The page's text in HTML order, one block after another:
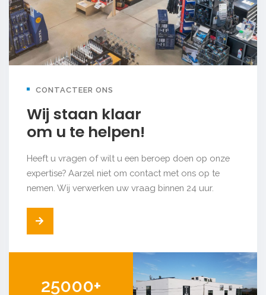
CONTACTEER ONS
Wij staan klaar
om u te helpen!
Heeft u vragen of wilt u een beroep doen op onze
expertise? Aarzel niet om contact met ons op te
nemen. Wij verwerken uw vraag binnen 24 uur.
25000+